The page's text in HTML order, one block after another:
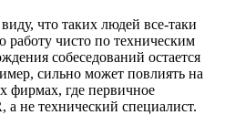
что таких людей все-таки
работу чисто по техническим
собеседований остается
сильно может повлиять на
фирмах, где первичное
а не технический специалист.